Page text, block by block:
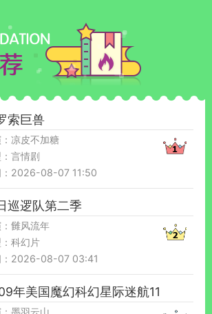
索巨兽
凉皮不加糖
言情剧
：2026-08-07 11:50
巡逻队第二季
雠风流年
科幻片
：2026-08-07 03:41
年美国魔幻科幻星际迷航11
墨羽云山